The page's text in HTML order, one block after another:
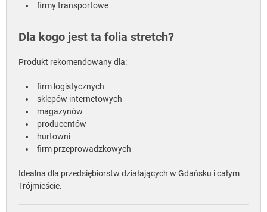
firmy transportowe
Dla kogo jest ta folia stretch?
Produkt rekomendowany dla:
firm logistycznych
sklepów internetowych
magazynów
producentów
hurtowni
firm przeprowadzkowych
Idealna dla przedsiębiorstw działających w Gdańsku i całym
Trójmieście.